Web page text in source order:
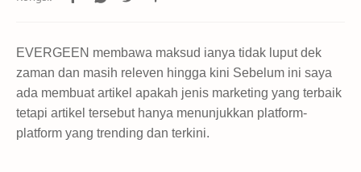
EVERGEEN membawa maksud ianya tidak luput dek
zaman dan masih releven hingga kini Sebelum ini saya
ada membuat artikel apakah jenis marketing yang terbaik
tetapi artikel tersebut hanya menunjukkan platform-
platform yang trending dan terkini.